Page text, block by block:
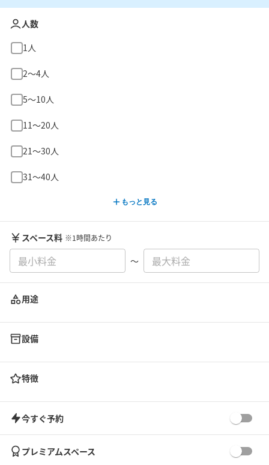
人数
1人
2〜4人
5〜10人
11〜20人
21〜30人
31〜40人
もっと見る
スペース料 ※1時間あたり
〜
用途
設備
特徴
今すぐ予約
プレミアムスペース